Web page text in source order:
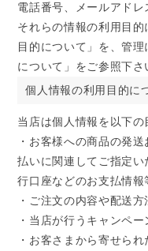
電話番号、メールアドレ
それらの情報の利用目
目的について」を、管
について」をご参照下さ
個人情報の利用目的に
当店は個人情報を以下の
・お客様への商品の発
払いに関連してご指定
行口座などのお支払情報
・ご注文の内容や配送方
・当店が行うキャンペ
・お客さまから寄せら